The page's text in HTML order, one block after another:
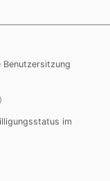
jedem
jeder
von
über jede
Benutzersitzung
im